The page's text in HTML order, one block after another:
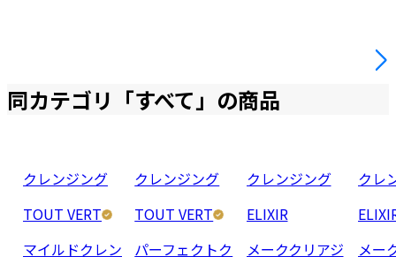
同カテゴリ「すべて」の商品
クレンジング
TOUT VERT
マイルドクレン
クレンジング
TOUT VERT
パーフェクトク
クレンジング
ELIXIR
メーククリアジ
クレ
メー